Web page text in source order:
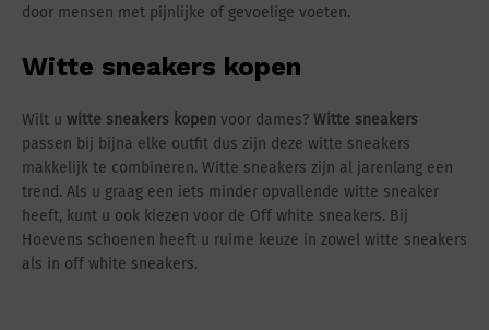
door mensen met pijnlijke of gevoelige voeten.
Witte sneakers kopen
Wilt u witte sneakers kopen voor dames? Witte sneakers
passen bij bijna elke outfit dus zijn deze witte sneakers
makkelijk te combineren. Witte sneakers zijn al jarenlang een
trend. Als u graag een iets minder opvallende witte sneaker
heeft, kunt u ook kiezen voor de Off white sneakers. Bij
Hoevens schoenen heeft u ruime keuze in zowel witte sneakers
als in off white sneakers.